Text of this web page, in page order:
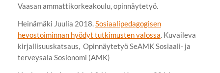
Vaasan ammattikorkeakoulu, opinnäytetyö.
Heinämäki Juulia 2018.Sosiaalipedagogisen
hevostoiminnan hyödyt tutkimusten valossa. Kuvaileva
kirjallisuuskatsaus, Opinnäytetyö SeAMK Sosiaali- ja
terveysala Sosionomi (AMK)